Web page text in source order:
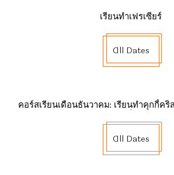
เรียนทำเฟรเซียร์
All Dates
คอร์สเรียนเดือนธันวาคม: เรียนทำคุกกี้ค
All Dates